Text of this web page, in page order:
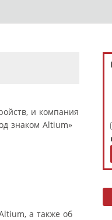
и компания
знаком Altium»
а также об